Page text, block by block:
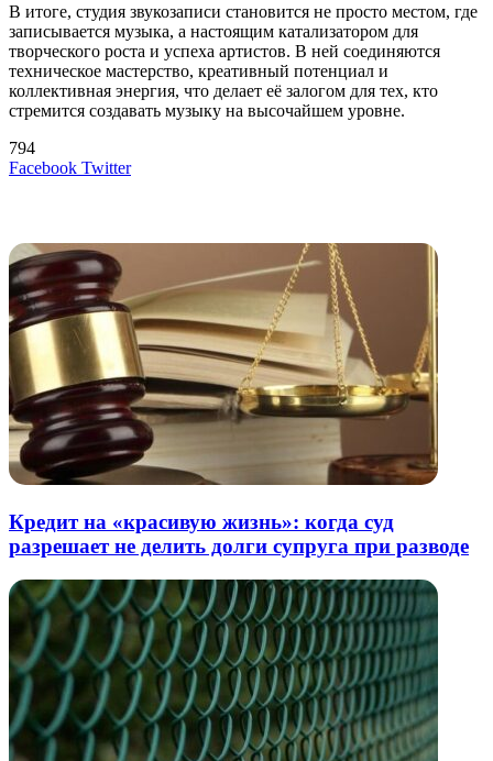
В итоге, студия звукозаписи становится не просто местом, где
записывается музыка, а настоящим катализатором для
творческого роста и успеха артистов. В ней соединяются
техническое мастерство, креативный потенциал и
коллективная энергия, что делает её залогом для тех, кто
стремится создавать музыку на высочайшем уровне.
794
Facebook TwitterLinkedIn
Tumblr
Reddit
Вконтакте
Одноклассники
Skype
Messenger
Messenger
WhatsApp
Telegram
Viber
Line
Поделиться
Печатать
Кредит на «красивую жизнь»: когда суд
разрешает не делить долги супруга при разводе